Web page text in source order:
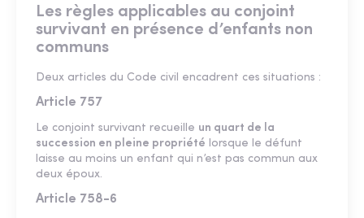
Les règles applicables au conjoint
survivant en présence d’enfants non
communs
Deux articles du Code civil encadrent ces situations :
Article 757
Le conjoint survivant recueille un quart de la
succession en pleine propriété lorsque le défunt
laisse au moins un enfant qui n’est pas commun aux
deux époux.
Article 758-6